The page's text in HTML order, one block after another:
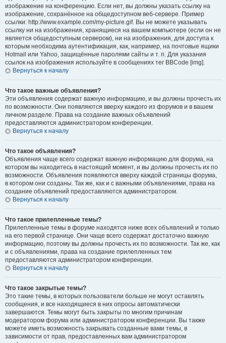
изображение на конференцию. Если нет, вы должны указать ссылку на
изображение, сохранённое на общедоступном веб-сервере. Пример
ссылки: http://www.example.com/my-picture.gif. Вы не можете указывать
ссылку ни на изображения, хранящиеся на вашем компьютере (если он не
является общедоступным сервером), ни на изображения, для доступа к
которым необходима аутентификация, как, например, на почтовые ящики
Hotmail или Yahoo, защищённые паролями сайты и т. п. Для указания
ссылок на изображения используйте в сообщениях тег BBCode [img].
Вернуться к началу
Что такое важные объявления?
Эти объявления содержат важную информацию, и вы должны прочесть их
по возможности. Они появляются вверху каждого из форумов и в вашем
личном разделе. Права на создание важных объявлений
предоставляются администратором конференции.
Вернуться к началу
Что такое объявления?
Объявления чаще всего содержат важную информацию для форума, на
котором вы находитесь в настоящий момент, и вы должны прочесть их по
возможности. Объявления появляются вверху каждой страницы форума,
в котором они созданы. Так же, как и с важными объявлениями, права на
создание объявлений предоставляются администратором.
Вернуться к началу
Что такое прилепленные темы?
Прилепленные темы в форуме находятся ниже всех объявлений и только
на его первой странице. Они чаще всего содержат достаточно важную
информацию, поэтому вы должны прочесть их по возможности. Так же, как
и с объявлениями, права на создание прилепленных тем
предоставляются администратором конференции.
Вернуться к началу
Что такое закрытые темы?
Это такие темы, в которых пользователи больше не могут оставлять
сообщения, и все находящиеся в них опросы автоматически
завершаются. Темы могут быть закрыты по многим причинам
модератором форума или администратором конференции. Вы также
можете иметь возможность закрывать созданные вами темы, в
зависимости от прав, предоставленных вам администратором